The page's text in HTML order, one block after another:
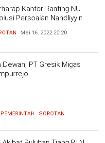
Kantor Ranting NU
Persoalan Nahdliyyin
Mei 16, 2022 20:20
PT Gresik Migas
PEMERINTAH
SOROTAN